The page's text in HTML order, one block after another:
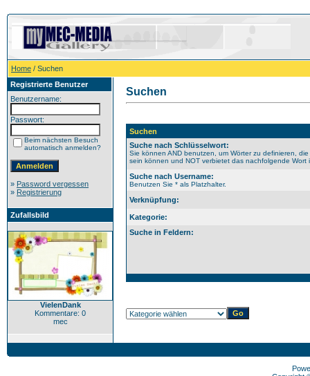
Home / Suchen
Registrierte Benutzer
Benutzername:
Passwort:
Beim nächsten Besuch
automatisch anmelden?
» Password vergessen
» Registrierung
Zufallsbild
VielenDank
Kommentare: 0
mec
Suchen
Suchen
Suche nach Schlüsselwort:
Sie können AND benutzen, um Wörter zu definieren,
sein können und NOT verbietet das nachfolgende Wort
Suche nach Username:
Benutzen Sie * als Platzhalter.
Verknüpfung:
Kategorie:
Suche in Feldern: